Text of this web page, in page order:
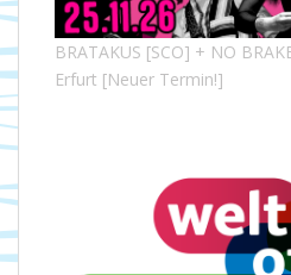
BRATAKUS [SCO] + NO
Erfurt [Neuer Termin!]